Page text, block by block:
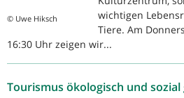
© Uwe Hiksch
wichtigen
Tiere. Am
16:30 Uhr zeigen wir...
Tourismus ökologisch und sozial